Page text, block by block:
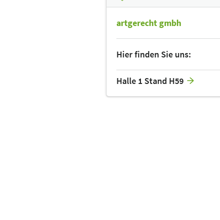
artgerecht gmbh
Hier finden Sie uns:
Halle 1 Stand H59